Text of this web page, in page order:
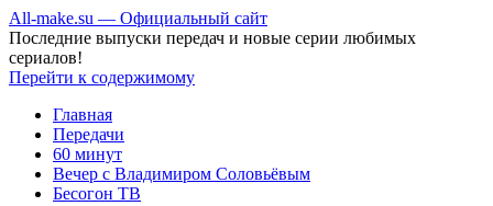
All-make.su — Официальный сайт
Последние выпуски передач и новые серии любимых
сериалов!
Перейти к содержимому
Главная
Передачи
60 минут
Вечер с Владимиром Соловьёвым
Бесогон ТВ